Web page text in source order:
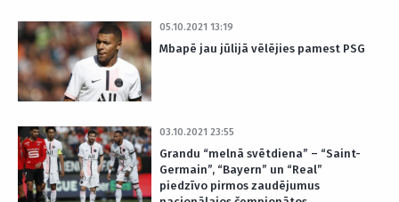
05.10.2021 13:19
Mbapē jau jūlijā vēlējies pamest PSG
03.10.2021 23:55
Grandu “melnā svētdiena” – “Saint-
Germain”, “Bayern” un “Real”
piedzīvo pirmos zaudējumus